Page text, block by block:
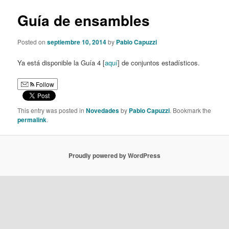
Guía de ensambles
Posted onseptiembre 10, 2014by Pablo Capuzzi
Ya está disponible la Guía 4 [aquí] de conjuntos estadísticos.
Follow
This entry was posted inNovedadesby Pablo Capuzzi. Bookmark the
permalink.
Proudly powered by WordPress